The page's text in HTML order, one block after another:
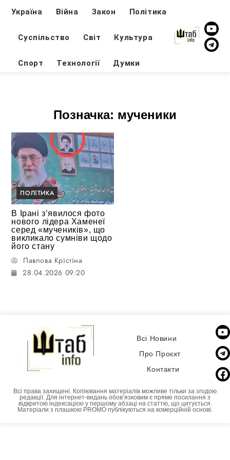
Україна Війна Закон Політика
Суспільство Світ Культура
Спорт Технології Думки
Позначка: мученики
ПОЛІТИКА
В Ірані з’явилося фото
нового лідера Хаменеї
серед «мучеників», що
викликало сумніви щодо
його стану
Павлова Крістіна
28.04.2026 09:20
Всі Новини
Про Проєкт
Контакти
Всі права захищені. Копіювання матеріалів можливе тільки за згодою
редакції. Для інтернет-видань обовʼязковим є пряме посилання з
відкритою індексацією у першому абзаці на статтю, що цитується.
Матеріали з плашкою PROMO публікуються на комерційній основі.